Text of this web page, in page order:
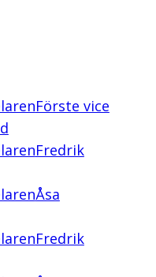
Förste vice
Fredrik
Åsa
Fredrik